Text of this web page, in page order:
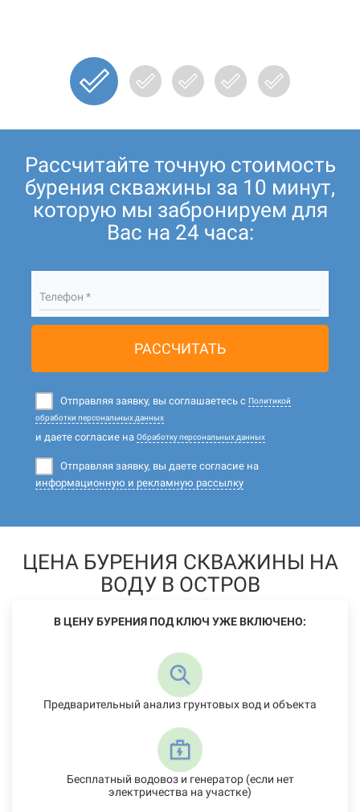
Рассчитайте точную стоимость
бурения скважины за 10 минут,
которую мы забронируем для
Вас на 24 часа:
Телефон *
РАССЧИТАТЬ
Отправляя заявку, вы соглашаетесь с Политикой
обработки персональных данных
и даете согласие на Обработку персональных данных
Отправляя заявку, вы даете согласие на
информационную и рекламную рассылку
ЦЕНА БУРЕНИЯ СКВАЖИНЫ НА
ВОДУ В ОСТРОВ
В ЦЕНУ БУРЕНИЯ ПОД КЛЮЧ УЖЕ ВКЛЮЧЕНО:
Предварительный анализ грунтовых вод и объекта
Бесплатный водовоз и генератор (если нет
электричества на участке)